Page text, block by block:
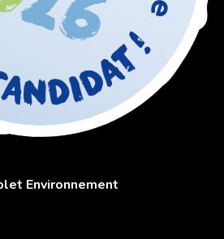
Environnement